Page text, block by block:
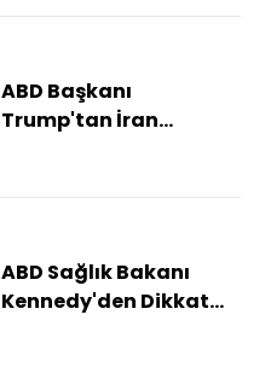
ABD Başkanı
Trump'tan İran
ABD Sağlık Bakanı
Kennedy'den Dikkat